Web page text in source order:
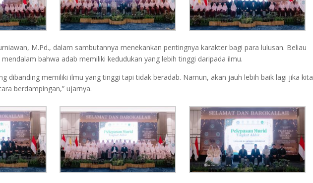
M.Pd., dalam sambutannya menekankan pentingnya karakter bagi para lulusan. Beliau
bahwa adab memiliki kedudukan yang lebih tinggi daripada ilmu.
dibanding memiliki ilmu yang tinggi tapi tidak beradab. Namun, akan jauh lebih baik lagi jika kita
berdampingan,” ujarnya.